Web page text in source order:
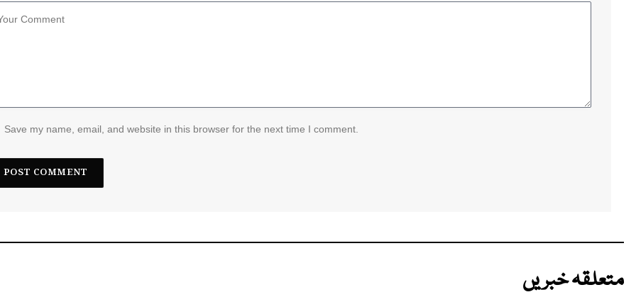
Save my name, email, and website in this browser for the next time I comment.
متعلقہ خبریں